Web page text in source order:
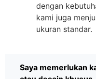
dengan
kami juga
ukuran standar.
Saya memerlukan